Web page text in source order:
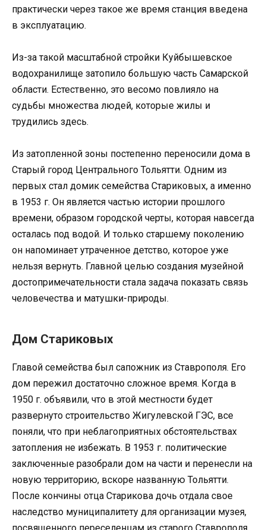
практически через такое же время станция введена
в эксплуатацию.
Из-за такой масштабной стройки Куйбышевское
водохранилище затопило большую часть Самарской
области. Естественно, это весомо повлияло на
судьбы множества людей, которые жилы и
трудились здесь.
Из затопленной зоны постепенно переносили дома в
Старый город Центрального Тольятти. Одним из
первых стал домик семейства Стариковых, а именно
в 1953 г. Он является частью истории прошлого
времени, образом городской черты, которая навсегда
осталась под водой. И только старшему поколению
он напоминает утраченное детство, которое уже
нельзя вернуть. Главной целью создания музейной
достопримечательности стала задача показать связь
человечества и матушки-природы.
Дом Стариковых
Главой семейства был сапожник из Ставрополя. Его
дом пережил достаточно сложное время. Когда в
1950 г. объявили, что в этой местности будет
развернуто строительство Жигулевской ГЭС, все
поняли, что при неблагоприятных обстоятельствах
затопления не избежать. В 1953 г. политические
заключенные разобрали дом на части и перенесли на
новую территорию, вскоре названную Тольятти.
После кончины отца Старикова дочь отдала свое
наследство муниципалитету для организации музея,